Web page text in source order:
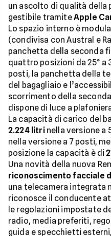
un ascolto di qualità della
gestibile tramiteApple
Lo spazio interno è
(condivisa con Austral e
panchetta della seconda
quattro posizioni da 25° a
posti, la panchetta della
del bagagliaio e
scorrimento della
dispone di luce a
La capacità di carico del
2.224 litrinella versione a
nella versione a 7 posti,
posizione la capacità è di
Una novità della nuova
riconoscimento facciale
una telecamera integrata
riconosce il conducente
le regolazioni impostate
radio, media preferiti,
guida e specchietti